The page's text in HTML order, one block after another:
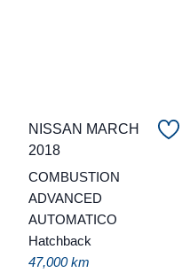
NISSAN MARCH
2018
COMBUSTION
ADVANCED
AUTOMATICO
Hatchback
47,000 km